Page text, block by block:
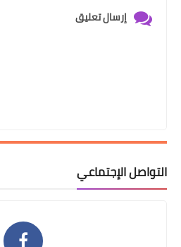
إرسال تعليق
التواصل الإجتماعي